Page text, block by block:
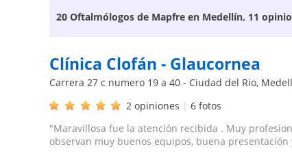
20 Oftalmólogos de Mapfre en Medellín, 11
Clínica Clofán - Glaucornea
Carrera 27 c numero 19 a 40 - Ciudad del Rio,
2 opiniones | 6 fotos
"Maravillosa fue la atención recibida . Muy
observan muy buenos equipos, buena presentación